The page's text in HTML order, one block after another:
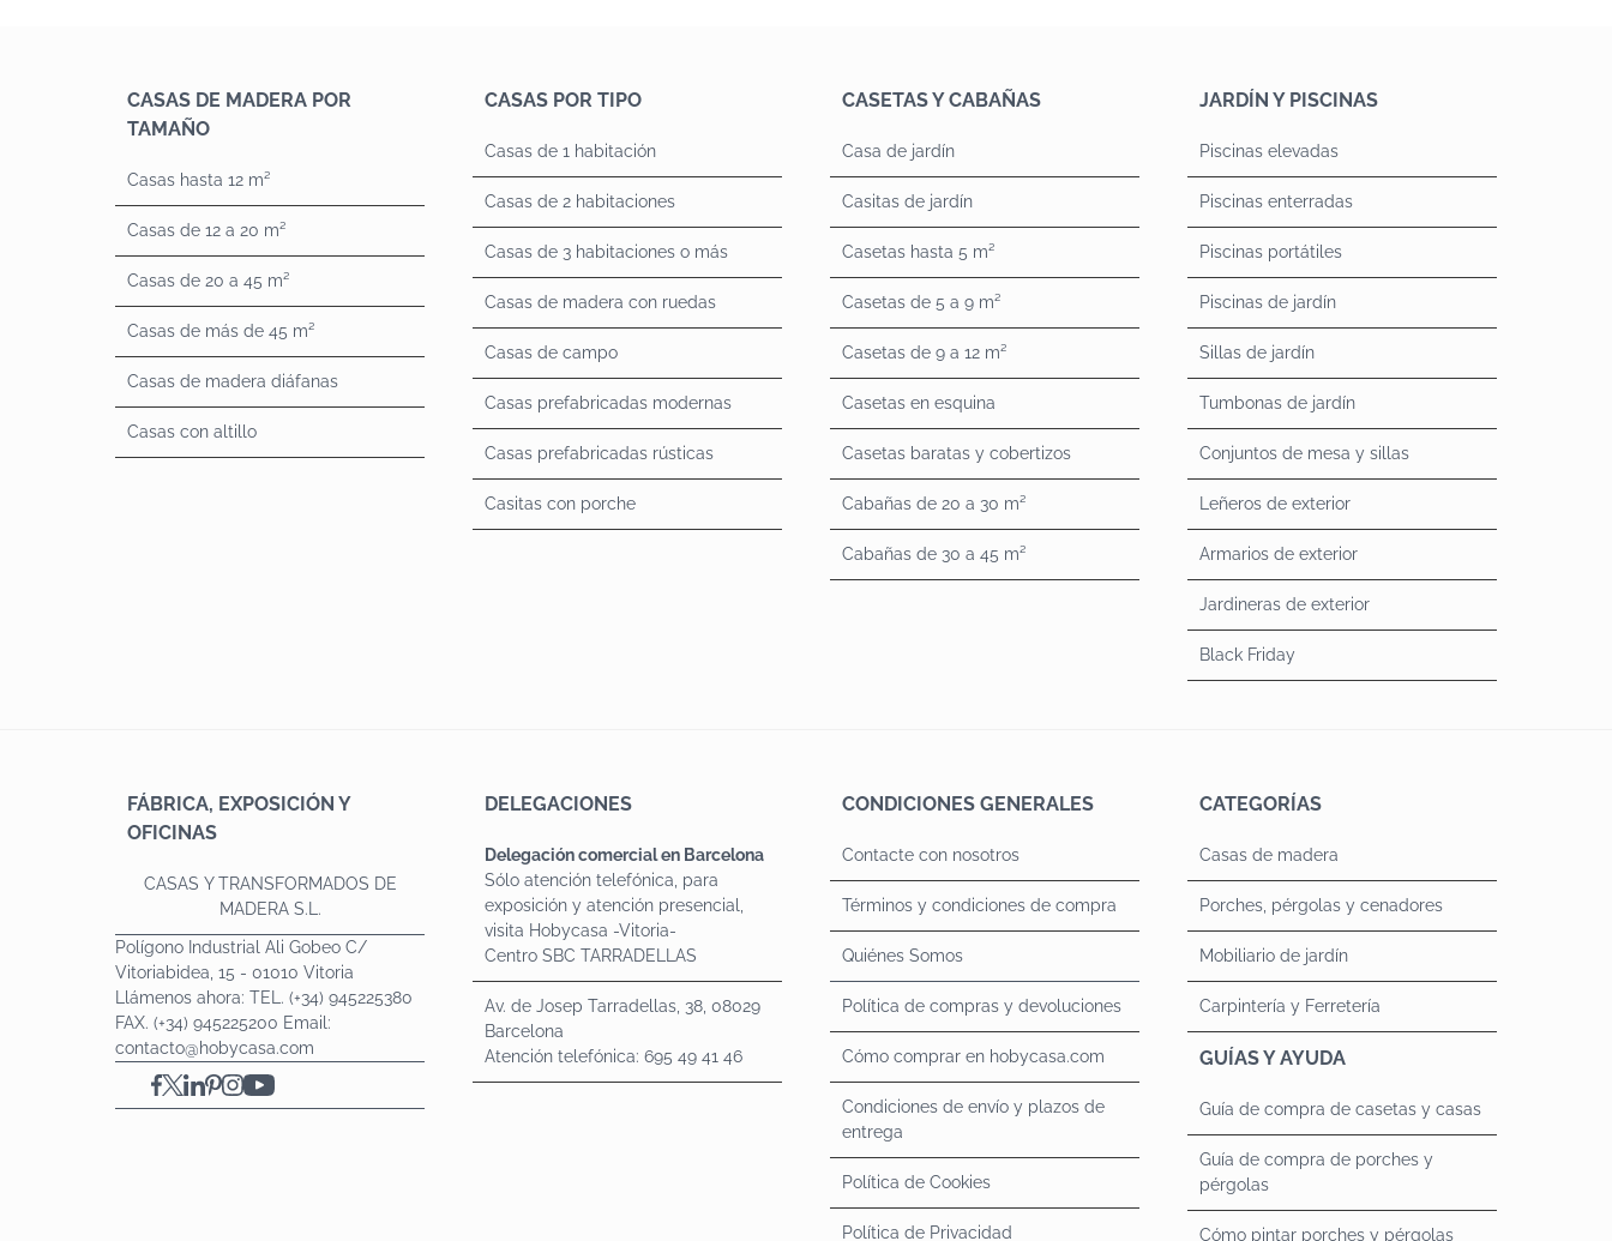
CASAS DE MADERA POR
TAMAÑO
Casas hasta 12 m²
Casas de 12 a 20 m²
Casas de 20 a 45 m²
Casas de más de 45 m²
Casas de madera diáfanas
Casas con altillo
CASAS POR TIPO
Casas de 1 habitación
Casas de 2 habitaciones
Casas de 3 habitaciones o más
Casas de madera con ruedas
Casas de campo
Casas prefabricadas modernas
Casas prefabricadas rústicas
Casitas con porche
CASETAS Y CABAÑAS
Casa de jardín
Casitas de jardín
Casetas hasta 5 m²
Casetas de 5 a 9 m²
Casetas de 9 a 12 m²
Casetas en esquina
Casetas baratas y cobertizos
Cabañas de 20 a 30 m²
Cabañas de 30 a 45 m²
JARDÍN Y PISCINAS
Piscinas elevadas
Piscinas enterradas
Piscinas portátiles
Piscinas de jardín
Sillas de jardín
Tumbonas de jardín
Conjuntos de mesa y sillas
Leñeros de exterior
Armarios de exterior
Jardineras de exterior
Black Friday
FÁBRICA, EXPOSICIÓN Y
OFICINAS
CASAS Y TRANSFORMADOS DE
MADERA S.L.
Polígono Industrial Ali Gobeo C/
Vitoriabidea, 15 - 01010 Vitoria
Llámenos ahora: TEL. (+34) 945225380
FAX. (+34) 945225200 Email:
contacto@hobycasa.com
DELEGACIONES
Delegación comercial en Barcelona
Sólo atención telefónica, para
exposición y atención presencial,
visita Hobycasa -Vitoria-
Centro SBC TARRADELLAS
Av. de Josep Tarradellas, 38, 08029
Barcelona
Atención telefónica: 695 49 41 46
CONDICIONES GENERALES
Contacte con nosotros
Términos y condiciones de compra
Quiénes Somos
Política de compras y devoluciones
Cómo comprar en hobycasa.com
Condiciones de envío y plazos de
entrega
Política de Cookies
Política de Privacidad
CATEGORÍAS
Casas de madera
Porches, pérgolas y cenadores
Mobiliario de jardín
Carpintería y Ferretería
GUÍAS Y AYUDA
Guía de compra de casetas y casas
Guía de compra de porches y
pérgolas
Cómo pintar porches y pérgolas